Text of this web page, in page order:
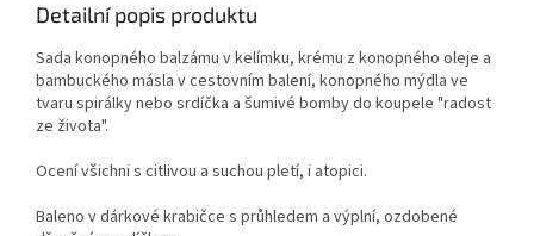
Detailní popis produktu
Sada konopného balzámu v kelímku, krému z konopného oleje a
bambuckého másla v cestovním balení, konopného mýdla ve
tvaru spirálky nebo srdíčka a šumivé bomby do koupele "radost
ze života".
Ocení všichni s citlivou a suchou pletí, i atopici.
Baleno v dárkové krabičce s průhledem a výplní, ozdobené